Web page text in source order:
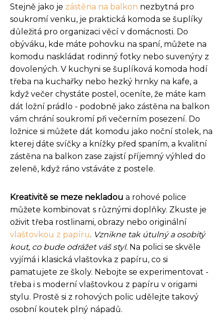
Stejně jako je zástěna na balkon nezbytná pro
soukromí venku, je praktická komoda se šuplíky
důležitá pro organizaci věcí v domácnosti. Do
obýváku, kde máte pohovku na spaní, můžete na
komodu naskládat rodinný fotky nebo suvenýry z
dovolených. V kuchyni se šuplíková komoda hodí
třeba na kuchařky nebo hezký hrnky na kafe, a
když večer chystáte postel, oceníte, že máte kam
dát ložní prádlo - podobně jako zástěna na balkon
vám chrání soukromí při večerním posezení. Do
ložnice si můžete dát komodu jako noční stolek, na
kterej dáte svíčky a knížky před spaním, a kvalitní
zástěna na balkon zase zajistí příjemný výhled do
zeleně, když ráno vstáváte z postele.
Kreativitě se meze nekladou a rohové police
můžete kombinovat s různými doplňky. Zkuste je
oživit třeba rostlinami, obrazy nebo originální
vlaštovkou z papíru. Vznikne tak útulný a osobitý
kout, co bude odrážet váš styl. Na polici se skvěle
vyjímá i klasická vlaštovka z papíru, co si
pamatujete ze školy. Nebojte se experimentovat -
třeba i s moderní vlaštovkou z papíru v origami
stylu. Prostě si z rohových polic udělejte takový
osobní koutek plný nápadů.